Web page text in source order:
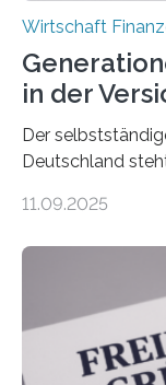
Wirtschaft
in der
Der
Deutschland
Dr. Matthias
Bundesverbands
durchgeführt
Antworten von
Ergebnis:
11.09.2025